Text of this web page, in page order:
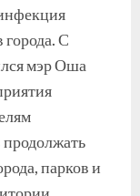
С
мэр Оша
парков и